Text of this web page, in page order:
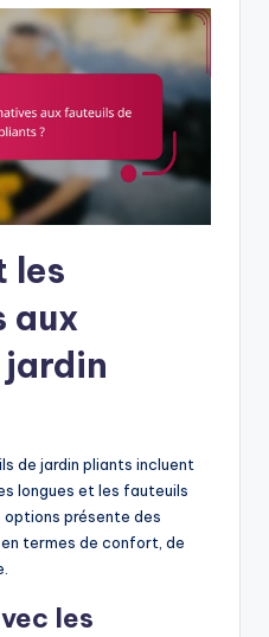
les
aux
de jardin pliants incluent
longues et les fauteuils
options présente des
termes de confort, de
les